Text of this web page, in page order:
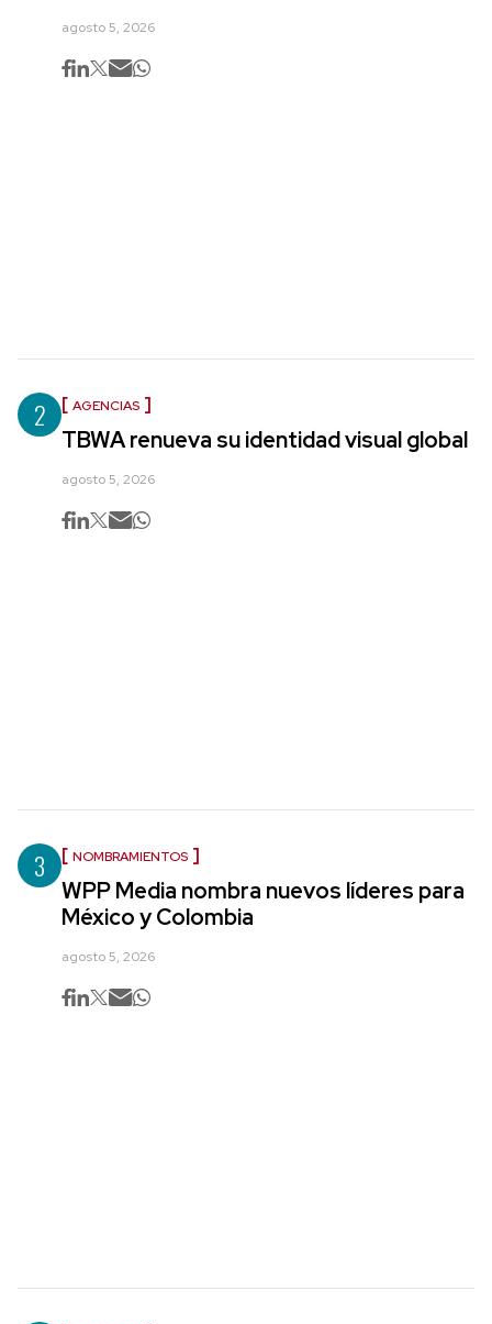
agosto 5, 2026
2 AGENCIAS
TBWA renueva su identidad visual global
agosto 5, 2026
3 NOMBRAMIENTOS
WPP Media nombra nuevos líderes para
México y Colombia
agosto 5, 2026